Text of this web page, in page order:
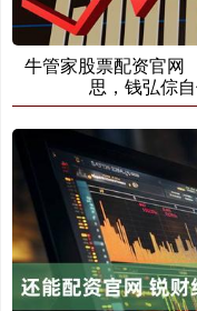
牛管家股票配资官网
思，钱弘倧